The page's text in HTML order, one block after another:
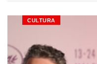
CULTURA